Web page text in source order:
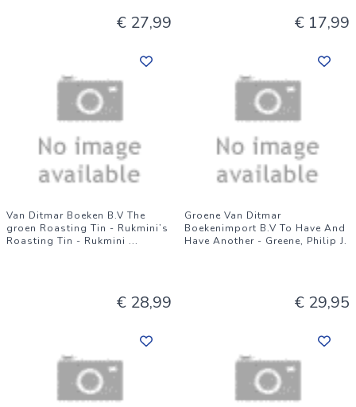
€ 27,99 € 17,99
Van Ditmar Boeken B.V The
groen Roasting Tin - Rukmini’s
Roasting Tin - Rukmini ...
€ 28,99
Groene Van Ditmar
Boekenimport B.V To Have And
Have Another - Greene, Philip J.
€ 29,95